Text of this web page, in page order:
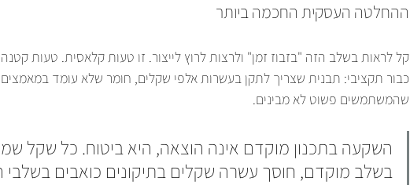
ההחלטה העסקית החכמה ביותר
קל לראות בשלב הזה "בזבוז זמן" ולרצות לרוץ לייצור. זו טעות קלאסית. טעות
כבור תקציבי: תבנית שצריך לתקן בעשרות אלפי שקלים, חומר שלא עומד במאמצים,
שהמשתמשים פשוט לא מבינים.
השקעה בתכנון מוקדם אינה הוצאה, היא ביטוח. כל שקל
בשלב מוקדם, חוסך עשרה שקלים בתיקונים כואבים בשלבי